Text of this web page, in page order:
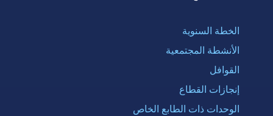
الخطة السنوية
الأنشطة المجتمعية
القوافل
إنجازات القطاع
الوحدات ذات الطابع الخاص